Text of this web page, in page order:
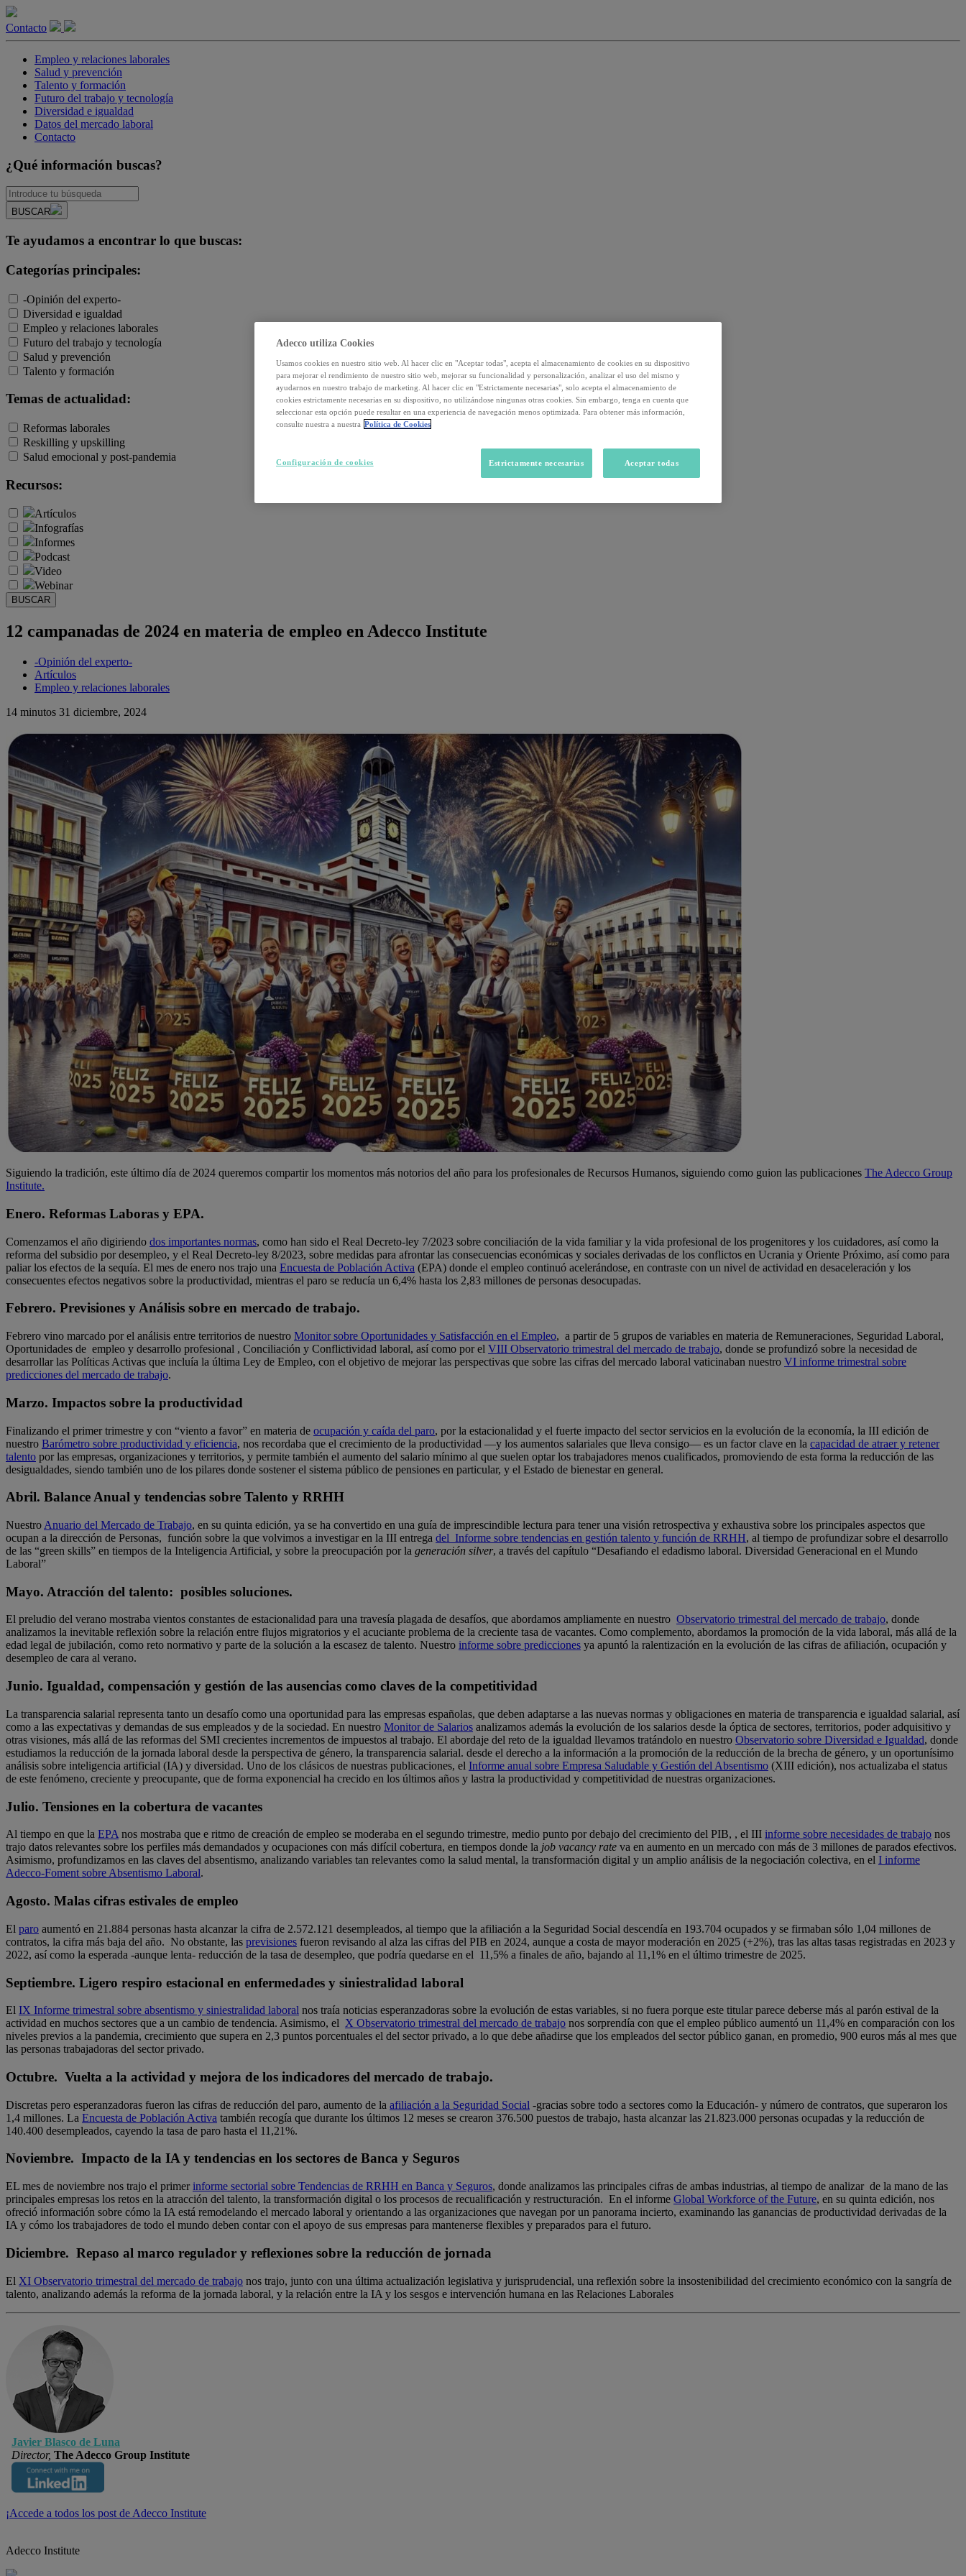
Contacto
Empleo y relaciones laborales
Salud y prevención
Talento y formación
Futuro del trabajo y tecnología
Diversidad e igualdad
Datos del mercado laboral
Contacto
¿Qué información buscas?
BUSCAR
Te ayudamos a encontrar lo que buscas:
Categorías principales:
-Opinión del experto-
Diversidad e igualdad
Empleo y relaciones laborales
Futuro del trabajo y tecnología
Salud y prevención
Talento y formación
Temas de actualidad:
Reformas laborales
Reskilling y upskilling
Salud emocional y post-pandemia
Recursos:
Artículos
Infografías
Informes
Podcast
Video
Webinar
BUSCAR
12 campanadas de 2024 en materia de empleo en Adecco Institute
-Opinión del experto-
Artículos
Empleo y relaciones laborales
14 minutos 31 diciembre, 2024
Siguiendo la tradición, este último día de 2024 queremos compartir los momentos más notorios del año para los profesionales de Recursos Humanos, siguiendo como guion las publicaciones The Adecco Group
Institute.
Enero. Reformas Laboras y EPA.
Comenzamos el año digiriendo dos importantes normas, como han sido el Real Decreto-ley 7/2023 sobre conciliación de la vida familiar y la vida profesional de los progenitores y los cuidadores, así como la
reforma del subsidio por desempleo, y el Real Decreto-ley 8/2023, sobre medidas para afrontar las consecuencias económicas y sociales derivadas de los conflictos en Ucrania y Oriente Próximo, así como para
paliar los efectos de la sequía. El mes de enero nos trajo una Encuesta de Población Activa (EPA) donde el empleo continuó acelerándose, en contraste con un nivel de actividad en desaceleración y los
consecuentes efectos negativos sobre la productividad, mientras el paro se reducía un 6,4% hasta los 2,83 millones de personas desocupadas.
Febrero. Previsiones y Análisis sobre en mercado de trabajo.
Febrero vino marcado por el análisis entre territorios de nuestro Monitor sobre Oportunidades y Satisfacción en el Empleo, a partir de 5 grupos de variables en materia de Remuneraciones, Seguridad Laboral,
Oportunidades de empleo y desarrollo profesional , Conciliación y Conflictividad laboral, así como por el VIII Observatorio trimestral del mercado de trabajo, donde se profundizó sobre la necesidad de
desarrollar las Políticas Activas que incluía la última Ley de Empleo, con el objetivo de mejorar las perspectivas que sobre las cifras del mercado laboral vaticinaban nuestro VI informe trimestral sobre
predicciones del mercado de trabajo.
Marzo. Impactos sobre la productividad
Finalizando el primer trimestre y con “viento a favor” en materia de ocupación y caída del paro, por la estacionalidad y el fuerte impacto del sector servicios en la evolución de la economía, la III edición de
nuestro Barómetro sobre productividad y eficiencia, nos recordaba que el crecimiento de la productividad —y los aumentos salariales que lleva consigo— es un factor clave en la capacidad de atraer y retener
talento por las empresas, organizaciones y territorios, y permite también el aumento del salario mínimo al que suelen optar los trabajadores menos cualificados, promoviendo de esta forma la reducción de las
desigualdades, siendo también uno de los pilares donde sostener el sistema público de pensiones en particular, y el Estado de bienestar en general.
Abril. Balance Anual y tendencias sobre Talento y RRHH
Nuestro Anuario del Mercado de Trabajo, en su quinta edición, ya se ha convertido en una guía de imprescindible lectura para tener una visión retrospectiva y exhaustiva sobre los principales aspectos que
ocupan a la dirección de Personas, función sobre la que volvimos a investigar en la III entrega del Informe sobre tendencias en gestión talento y función de RRHH, al tiempo de profundizar sobre el desarrollo
de las “green skills” en tiempos de la Inteligencia Artificial, y sobre la preocupación por la generación silver, a través del capítulo “Desafiando el edadismo laboral. Diversidad Generacional en el Mundo
Laboral”
Mayo. Atracción del talento: posibles soluciones.
El preludio del verano mostraba vientos constantes de estacionalidad para una travesía plagada de desafíos, que abordamos ampliamente en nuestro Observatorio trimestral del mercado de trabajo, donde
analizamos la inevitable reflexión sobre la relación entre flujos migratorios y el acuciante problema de la creciente tasa de vacantes. Como complemento, abordamos la promoción de la vida laboral, más allá de la
edad legal de jubilación, como reto normativo y parte de la solución a la escasez de talento. Nuestro informe sobre predicciones ya apuntó la ralentización en la evolución de las cifras de afiliación, ocupación y
desempleo de cara al verano.
Junio. Igualdad, compensación y gestión de las ausencias como claves de la competitividad
La transparencia salarial representa tanto un desafío como una oportunidad para las empresas españolas, que deben adaptarse a las nuevas normas y obligaciones en materia de transparencia e igualdad salarial, así
como a las expectativas y demandas de sus empleados y de la sociedad. En nuestro Monitor de Salarios analizamos además la evolución de los salarios desde la óptica de sectores, territorios, poder adquisitivo y
otras visiones, más allá de las reformas del SMI crecientes incrementos de impuestos al trabajo. El abordaje del reto de la igualdad llevamos tratándolo en nuestro Observatorio sobre Diversidad e Igualdad, donde
estudiamos la reducción de la jornada laboral desde la perspectiva de género, la transparencia salarial. desde el derecho a la información a la promoción de la reducción de la brecha de género, y un oportunísimo
análisis sobre inteligencia artificial (IA) y diversidad. Uno de los clásicos de nuestras publicaciones, el Informe anual sobre Empresa Saludable y Gestión del Absentismo (XIII edición), nos actualizaba el status
de este fenómeno, creciente y preocupante, que de forma exponencial ha crecido en los últimos años y lastra la productividad y competitividad de nuestras organizaciones.
Julio. Tensiones en la cobertura de vacantes
Al tiempo en que la EPA nos mostraba que e ritmo de creación de empleo se moderaba en el segundo trimestre, medio punto por debajo del crecimiento del PIB, , el III informe sobre necesidades de trabajo nos
trajo datos relevantes sobre los perfiles más demandados y ocupaciones con más difícil cobertura, en tiempos donde la job vacancy rate va en aumento en un mercado con más de 3 millones de parados efectivos.
Asimismo, profundizamos en las claves del absentismo, analizando variables tan relevantes como la salud mental, la transformación digital y un amplio análisis de la negociación colectiva, en el I informe
Adecco-Foment sobre Absentismo Laboral.
Agosto. Malas cifras estivales de empleo
El paro aumentó en 21.884 personas hasta alcanzar la cifra de 2.572.121 desempleados, al tiempo que la afiliación a la Seguridad Social descendía en 193.704 ocupados y se firmaban sólo 1,04 millones de
contratos, la cifra más baja del año. No obstante, las previsiones fueron revisando al alza las cifras del PIB en 2024, aunque a costa de mayor moderación en 2025 (+2%), tras las altas tasas registradas en 2023 y
2022, así como la esperada -aunque lenta- reducción de la tasa de desempleo, que podría quedarse en el 11,5% a finales de año, bajando al 11,1% en el último trimestre de 2025.
Septiembre. Ligero respiro estacional en enfermedades y siniestralidad laboral
El IX Informe trimestral sobre absentismo y siniestralidad laboral nos traía noticias esperanzadoras sobre la evolución de estas variables, si no fuera porque este titular parece deberse más al parón estival de la
actividad en muchos sectores que a un cambio de tendencia. Asimismo, el X Observatorio trimestral del mercado de trabajo nos sorprendía con que el empleo público aumentó un 11,4% en comparación con los
niveles previos a la pandemia, crecimiento que supera en 2,3 puntos porcentuales el del sector privado, a lo que debe añadirse que los empleados del sector público ganan, en promedio, 900 euros más al mes que
las personas trabajadoras del sector privado.
Octubre. Vuelta a la actividad y mejora de los indicadores del mercado de trabajo.
Discretas pero esperanzadoras fueron las cifras de reducción del paro, aumento de la afiliación a la Seguridad Social -gracias sobre todo a sectores como la Educación- y número de contratos, que superaron los
1,4 millones. La Encuesta de Población Activa también recogía que durante los últimos 12 meses se crearon 376.500 puestos de trabajo, hasta alcanzar las 21.823.000 personas ocupadas y la reducción de
140.400 desempleados, cayendo la tasa de paro hasta el 11,21%.
Noviembre. Impacto de la IA y tendencias en los sectores de Banca y Seguros
EL mes de noviembre nos trajo el primer informe sectorial sobre Tendencias de RRHH en Banca y Seguros, donde analizamos las principales cifras de ambas industrias, al tiempo de analizar de la mano de las
principales empresas los retos en la atracción del talento, la transformación digital o los procesos de recualificación y restructuración. En el informe Global Workforce of the Future, en su quinta edición, nos
ofreció información sobre cómo la IA está remodelando el mercado laboral y orientando a las organizaciones que navegan por un panorama incierto, examinando las ganancias de productividad derivadas de la
IA y cómo los trabajadores de todo el mundo deben contar con el apoyo de sus empresas para mantenerse flexibles y preparados para el futuro.
Diciembre. Repaso al marco regulador y reflexiones sobre la reducción de jornada
El XI Observatorio trimestral del mercado de trabajo nos trajo, junto con una última actualización legislativa y jurisprudencial, una reflexión sobre la insostenibilidad del crecimiento económico con la sangría de
talento, analizando además la reforma de la jornada laboral, y la relación entre la IA y los sesgos e intervención humana en las Relaciones Laborales
Javier Blasco de Luna
Director, The Adecco Group Institute
¡Accede a todos los post de Adecco Institute
Adecco Institute
Adecco utiliza Cookies
Usamos cookies en nuestro sitio web. Al hacer clic en "Aceptar todas", acepta el almacenamiento de cookies en su dispositivo
para mejorar el rendimiento de nuestro sitio web, mejorar su funcionalidad y personalización, analizar el uso del mismo y
ayudarnos en nuestro trabajo de marketing. Al hacer clic en "Estrictamente necesarias", solo acepta el almacenamiento de
cookies estrictamente necesarias en su dispositivo, no utilizándose ningunas otras cookies. Sin embargo, tenga en cuenta que
seleccionar esta opción puede resultar en una experiencia de navegación menos optimizada. Para obtener más información,
consulte nuestra a nuestra Política de Cookies
Estrictamente necesarias Aceptar todas
Configuración de cookies